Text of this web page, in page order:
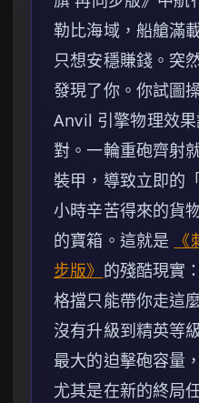
勒比海域，船艙滿
只想安穩賺錢。突
發現了你。你試圖
Anvil 引擎物理效
對。一輪重砲齊射
裝甲，導致立即的
小時辛苦得來的貨
的寶箱。這就是
步版》 的殘酷現實
格擋只能帶你走這
沒有升級到精英等
最大的迫擊砲容
尤其是在新的終